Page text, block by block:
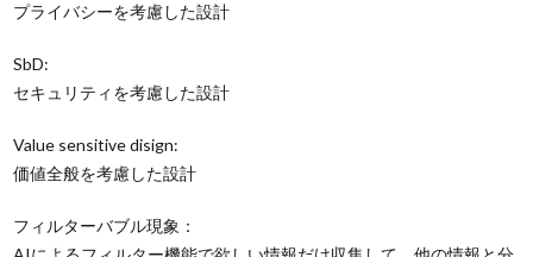
プライバシーを考慮した設計
SbD:
セキュリティを考慮した設計
Value sensitive disign:
価値全般を考慮した設計
フィルターバブル現象：